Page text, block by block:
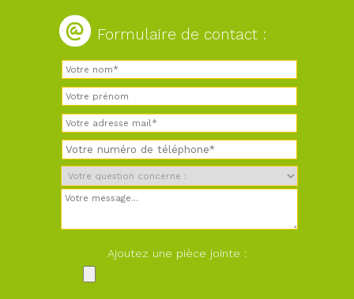
Formulaire de contact :
Ajoutez une pièce jointe :